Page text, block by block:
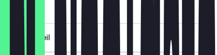
~€ 4 Vorteil